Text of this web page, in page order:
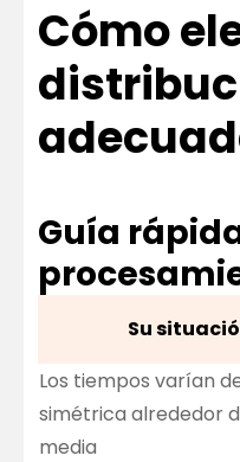
Cómo
Guía
Su
Los tiempos varían
simétrica alrededor
media